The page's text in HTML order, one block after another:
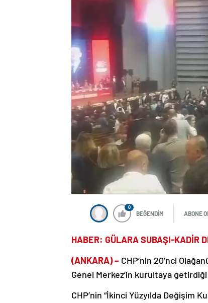
0
BEĞENDİM ABONE
HABER: GÜLARA SUBAŞI-KADİR
(ANKARA) – CHP’nin 20’nci
Genel Merkez’in kurultaya
CHP’nin “İkinci Yüzyılda Değişim